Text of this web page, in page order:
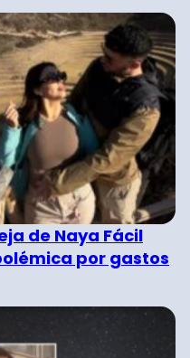
de Naya Fácil
por gastos